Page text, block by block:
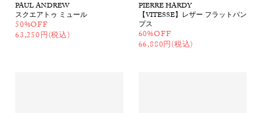
PAUL ANDREW
スクエアトゥ ミュール
50%OFF
63,250円(税込)
PIERRE HARDY
【VITESSE】レザー フラットパン
プス
60%OFF
66,880円(税込)